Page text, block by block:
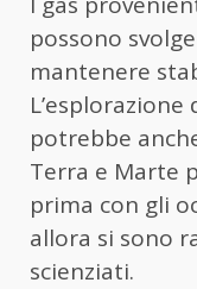
possono
mantenere
potrebbe
Terra e Marte
prima con gli
allora si sono
scienziati.